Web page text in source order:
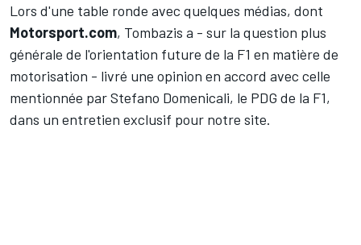
Lors d'une table ronde avec quelques médias, dont
Motorsport.com, Tombazis a - sur la question plus
générale de l'orientation future de la F1 en matière de
motorisation - livré une opinion en accord avec celle
mentionnée par Stefano Domenicali, le PDG de la F1,
dans un entretien exclusif pour notre site.